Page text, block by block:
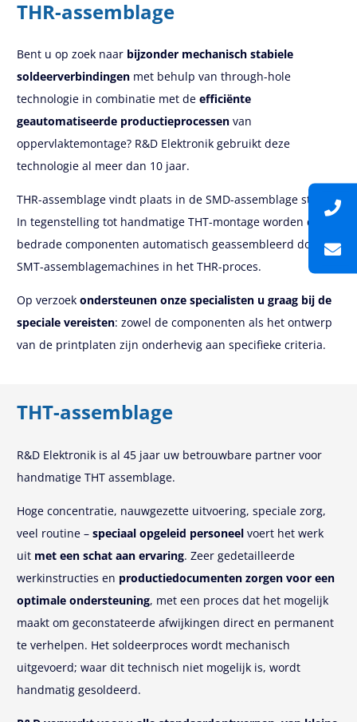
THR-assemblage
Bent u op zoek naar bijzonder mechanisch stabiele
soldeerverbindingen met behulp van through-hole
technologie in combinatie met de efficiënte
geautomatiseerde productieprocessen van
oppervlaktemontage? R&D Elektronik gebruikt deze
technologie al meer dan 10 jaar.
THR-assemblage vindt plaats in de SMD-assemblage stap.
In tegenstelling tot handmatige THT-montage worden de
bedrade componenten automatisch geassembleerd door de
SMT-assemblagemachines in het THR-proces.
Op verzoek ondersteunen onze specialisten u graag bij de
speciale vereisten: zowel de componenten als het ontwerp
van de printplaten zijn onderhevig aan specifieke criteria.
THT-assemblage
R&D Elektronik is al 45 jaar uw betrouwbare partner voor
handmatige THT assemblage.
Hoge concentratie, nauwgezette uitvoering, speciale zorg,
veel routine – speciaal opgeleid personeel voert het werk
uit met een schat aan ervaring. Zeer gedetailleerde
werkinstructies en productiedocumenten zorgen voor een
optimale ondersteuning, met een proces dat het mogelijk
maakt om geconstateerde afwijkingen direct en permanent
te verhelpen. Het soldeerproces wordt mechanisch
uitgevoerd; waar dit technisch niet mogelijk is, wordt
handmatig gesoldeerd.